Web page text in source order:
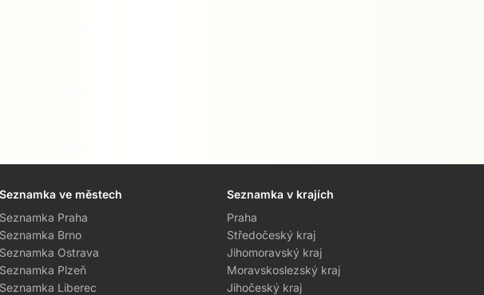
Seznamka ve městech
Seznamka Praha
Seznamka Brno
Seznamka Ostrava
Seznamka Plzeň
Seznamka Liberec
Seznamka v krajích
Praha
Středočeský kraj
Jihomoravský kraj
Moravskoslezský kraj
Jihočeský kraj